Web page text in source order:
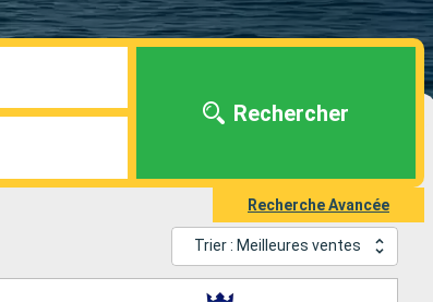
Rechercher
Recherche Avancée
Trier : Meilleures ventes